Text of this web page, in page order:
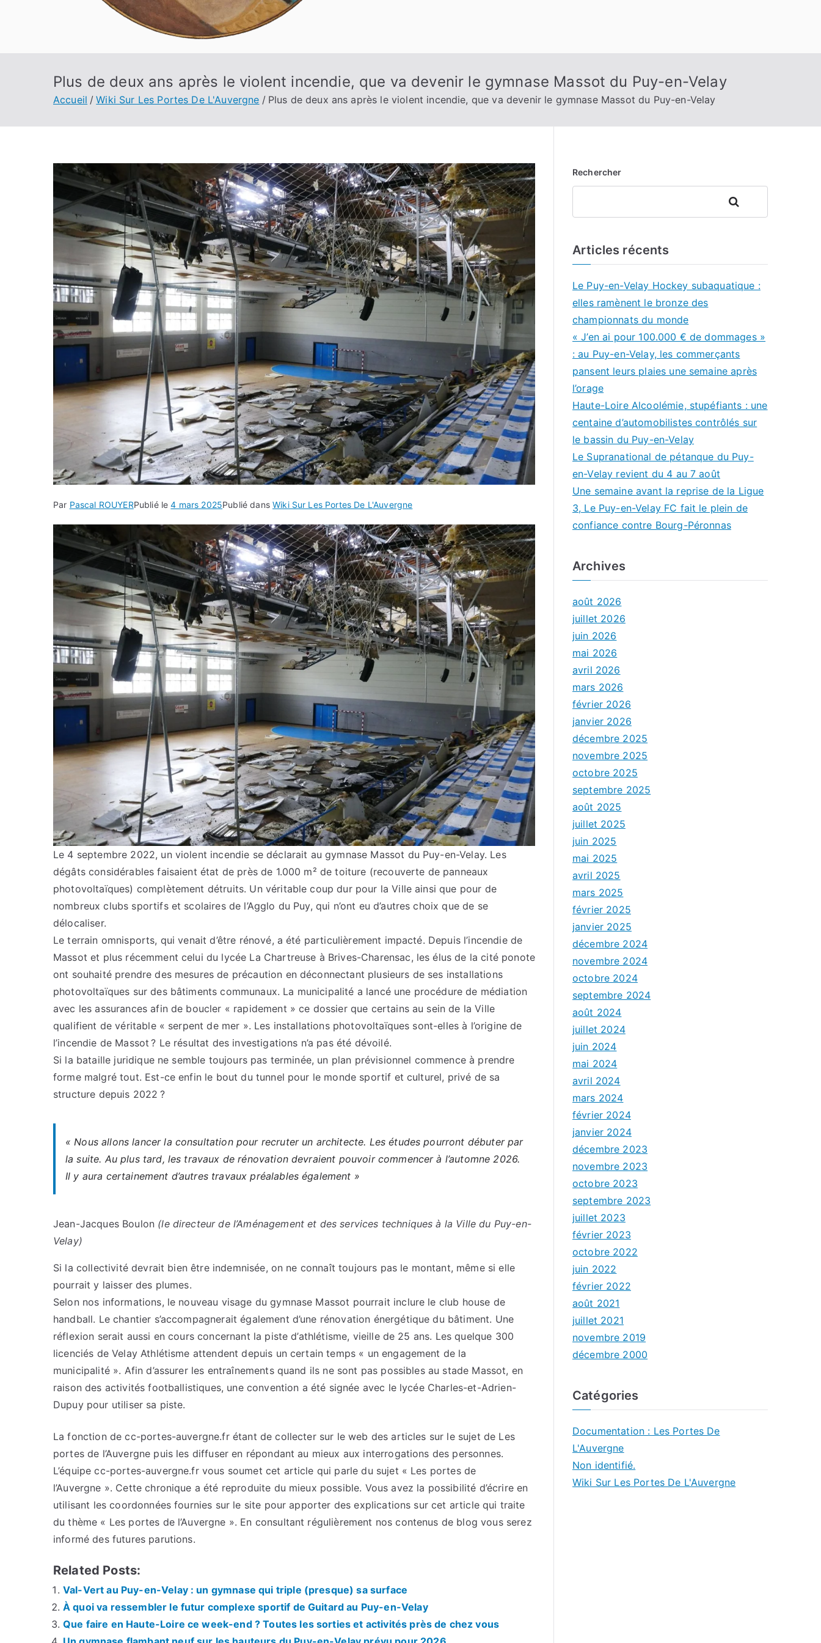
Plus de deux ans après le violent incendie, que va devenir le gymnase Massot du Puy-en-Velay
Accueil Wiki Sur Les Portes De L'Auvergne Plus de deux ans après le violent incendie, que va devenir le gymnase Massot du Puy-en-Velay
Par Pascal ROUYERPublié le4 mars 2025Publié dansWiki Sur Les Portes De L'Auvergne
Le 4 septembre 2022, un violent incendie se déclarait au gymnase Massot du Puy-en-Velay. Les
dégâts considérables faisaient état de près de 1.000 m² de toiture (recouverte de panneaux
photovoltaïques) complètement détruits. Un véritable coup dur pour la Ville ainsi que pour de
nombreux clubs sportifs et scolaires de l’Agglo du Puy, qui n’ont eu d’autres choix que de se
délocaliser.
Le terrain omnisports, qui venait d’être rénové, a été particulièrement impacté. Depuis l’incendie de
Massot et plus récemment celui du lycée La Chartreuse à Brives-Charensac, les élus de la cité ponote
ont souhaité prendre des mesures de précaution en déconnectant plusieurs de ses installations
photovoltaïques sur des bâtiments communaux. La municipalité a lancé une procédure de médiation
avec les assurances afin de boucler « rapidement » ce dossier que certains au sein de la Ville
qualifient de véritable « serpent de mer ». Les installations photovoltaïques sont-elles à l’origine de
l’incendie de Massot ? Le résultat des investigations n’a pas été dévoilé.
Si la bataille juridique ne semble toujours pas terminée, un plan prévisionnel commence à prendre
forme malgré tout. Est-ce enfin le bout du tunnel pour le monde sportif et culturel, privé de sa
structure depuis 2022 ?
« Nous allons lancer la consultation pour recruter un architecte. Les études pourront débuter par
la suite. Au plus tard, les travaux de rénovation devraient pouvoir commencer à l’automne 2026.
Il y aura certainement d’autres travaux préalables également »
Jean-Jacques Boulon (le directeur de l’Aménagement et des services techniques à la Ville du Puy-en-
Velay)
Si la collectivité devrait bien être indemnisée, on ne connaît toujours pas le montant, même si elle
pourrait y laisser des plumes.
Selon nos informations, le nouveau visage du gymnase Massot pourrait inclure le club house de
handball. Le chantier s’accompagnerait également d’une rénovation énergétique du bâtiment. Une
réflexion serait aussi en cours concernant la piste d’athlétisme, vieille de 25 ans. Les quelque 300
licenciés de Velay Athlétisme attendent depuis un certain temps « un engagement de la
municipalité ». Afin d’assurer les entraînements quand ils ne sont pas possibles au stade Massot, en
raison des activités footballistiques, une convention a été signée avec le lycée Charles-et-Adrien-
Dupuy pour utiliser sa piste.
La fonction de cc-portes-auvergne.fr étant de collecter sur le web des articles sur le sujet de Les
portes de l’Auvergne puis les diffuser en répondant au mieux aux interrogations des personnes.
L’équipe cc-portes-auvergne.fr vous soumet cet article qui parle du sujet « Les portes de
l’Auvergne ». Cette chronique a été reproduite du mieux possible. Vous avez la possibilité d’écrire en
utilisant les coordonnées fournies sur le site pour apporter des explications sur cet article qui traite
du thème « Les portes de l’Auvergne ». En consultant régulièrement nos contenus de blog vous serez
informé des futures parutions.
Related Posts:
Val-Vert au Puy-en-Velay : un gymnase qui triple (presque) sa surface
À quoi va ressembler le futur complexe sportif de Guitard au Puy-en-Velay
Que faire en Haute-Loire ce week-end ? Toutes les sorties et activités près de chez vous
Rechercher
Rechercher
Articles récents
Le Puy-en-Velay Hockey subaquatique :
elles ramènent le bronze des
championnats du monde
« J’en ai pour 100.000 € de dommages »
: au Puy-en-Velay, les commerçants
pansent leurs plaies une semaine après
l’orage
Haute-Loire Alcoolémie, stupéfiants : une
centaine d’automobilistes contrôlés sur
le bassin du Puy-en-Velay
Le Supranational de pétanque du Puy-
en-Velay revient du 4 au 7 août
Une semaine avant la reprise de la Ligue
3, Le Puy-en-Velay FC fait le plein de
confiance contre Bourg-Péronnas
Archives
août 2026
juillet 2026
juin 2026
mai 2026
avril 2026
mars 2026
février 2026
janvier 2026
décembre 2025
novembre 2025
octobre 2025
septembre 2025
août 2025
juillet 2025
juin 2025
mai 2025
avril 2025
mars 2025
février 2025
janvier 2025
décembre 2024
novembre 2024
octobre 2024
septembre 2024
août 2024
juillet 2024
juin 2024
mai 2024
avril 2024
mars 2024
février 2024
janvier 2024
décembre 2023
novembre 2023
octobre 2023
septembre 2023
juillet 2023
février 2023
octobre 2022
juin 2022
février 2022
août 2021
juillet 2021
novembre 2019
décembre 2000
Catégories
Documentation : Les Portes De
L'Auvergne
Non identifié.
Wiki Sur Les Portes De L'Auvergne